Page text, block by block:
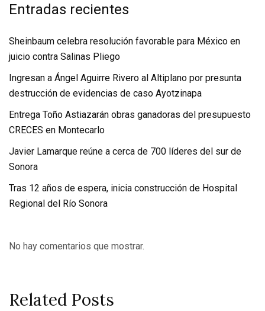
Entradas recientes
Sheinbaum celebra resolución favorable para México en
juicio contra Salinas Pliego
Ingresan a Ángel Aguirre Rivero al Altiplano por presunta
destrucción de evidencias de caso Ayotzinapa
Entrega Toño Astiazarán obras ganadoras del presupuesto
CRECES en Montecarlo
Javier Lamarque reúne a cerca de 700 líderes del sur de
Sonora
Tras 12 años de espera, inicia construcción de Hospital
Regional del Río Sonora
No hay comentarios que mostrar.
Related Posts